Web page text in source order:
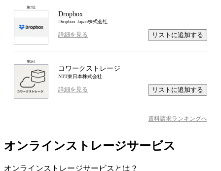
第2位
Dropbox
Dropbox Japan株式会社
詳細を見る リストに追加する
第3位
コワークストレージ
NTT東日本株式会社
詳細を見る リストに追加する
資料請求ランキングへ
オンラインストレージサービス
オンラインストレージサービス とは？